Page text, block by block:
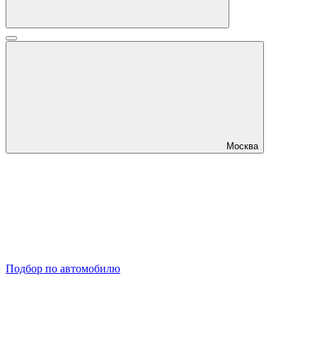
Москва
Подбор по автомобилю